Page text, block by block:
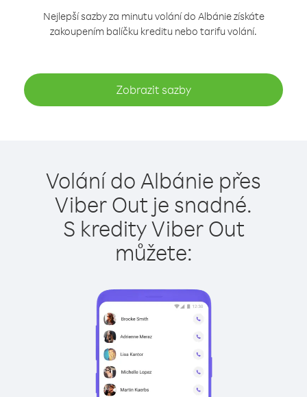
Nejlepší sazby za minutu volání do Albánie získáte
zakoupením balíčku kreditu nebo tarifu volání.
Zobrazit sazby
Volání do Albánie přes
Viber Out je snadné.
S kredity Viber Out
můžete: